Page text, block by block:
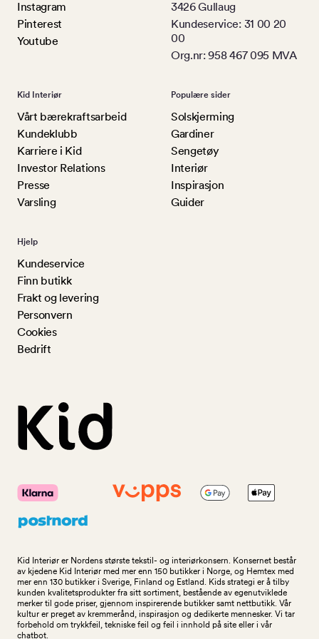
Instagram
Pinterest
Youtube
3426 Gullaug
Kundeservice: 31 00 20
00
Org.nr: 958 467 095 MVA
Kid Interiør
Vårt bærekraftsarbeid
Kundeklubb
Karriere i Kid
Investor Relations
Presse
Varsling
Populære sider
Solskjerming
Gardiner
Sengetøy
Interiør
Inspirasjon
Guider
Hjelp
Kundeservice
Finn butikk
Frakt og levering
Personvern
Cookies
Bedrift
Kid Interiør er Nordens største tekstil- og interiørkonsern. Konsernet består
av kjedene Kid Interiør med mer enn 150 butikker i Norge, og Hemtex med
mer enn 130 butikker i Sverige, Finland og Estland. Kids strategi er å tilby
kunden kvalitetsprodukter fra sitt sortiment, bestående av egenutviklede
merker til gode priser, gjennom inspirerende butikker samt nettbutikk. Vår
kultur er preget av kremmerånd, inspirasjon og dedikerte mennesker. Vi tar
forbehold om trykkfeil, tekniske feil og feil i innhold på site eller i vår
chatbot.